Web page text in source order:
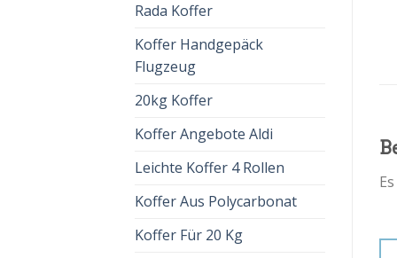
Rada Koffer
Koffer Handgepäck
Flugzeug
20kg Koffer
Koffer Angebote Aldi
Leichte Koffer 4 Rollen
Koffer Aus Polycarbonat
Koffer Für 20 Kg